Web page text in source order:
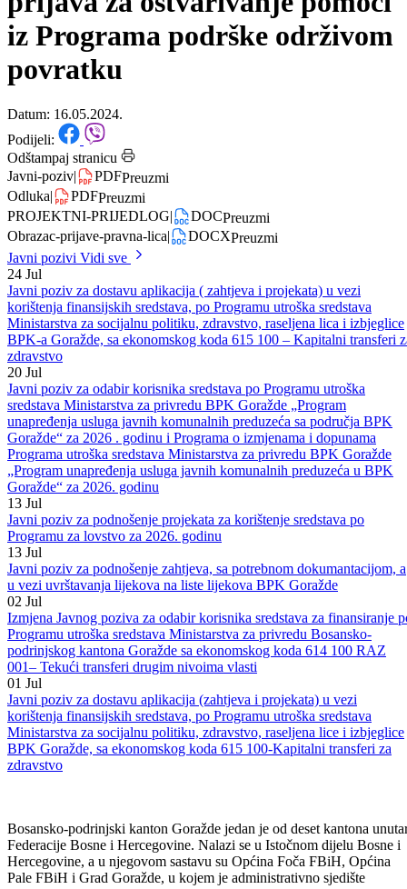
Javni poziv za podnošenje
prijava za ostvarivanje pomoći
iz Programa podrške održivom
povratku
Datum: 16.05.2024.
Podijeli:
Odštampaj stranicu
Javni-poziv| PDF
Odluka| PDF Preuzmi
PROJEKTNI-PRIJEDLOG
Obrazac-prijave-pravna-lica| DOCXPreuzmi
Javni poziviVidi sve
24 Jul
Javni poziv za dostavu aplikacija ( zahtjeva i projekata) u vezi
korištenja finansijskih sredstava, po Programu utroška sredstava
Ministarstva za socijalnu politiku, zdravstvo, raseljena lica i izbjeglice
BPK-a Goražde, sa ekonomskog koda 615 100 – Kapitalni transferi
zdravstvo
20 Jul
Javni poziv za odabir korisnika sredstava po Programu utroška
sredstava Ministarstva za privredu BPK Goražde „Program
unapređenja usluga javnih komunalnih preduzeća sa područja BPK
Goražde“ za 2026 . godinu i Programa o izmjenama i dopunama
Programa utroška sredstava Ministarstva za privredu BPK Goražde
„Program unapređenja usluga javnih komunalnih preduzeća u BPK
Goražde“ za 2026. godinu
13 Jul
Javni poziv za podnošenje projekata za korištenje sredstava po
Programu za lovstvo za 2026. godinu
13 Jul
Javni poziv za podnošenje zahtjeva, sa potrebnom dokumantacijom, a
u vezi uvrštavanja lijekova na liste lijekova BPK Goražde
02 Jul
Izmjena Javnog poziva za odabir korisnika sredstava za finansiranje
Programu utroška sredstava Ministarstva za privredu Bosansko-
podrinjskog kantona Goražde sa ekonomskog koda 614 100 RAZ
001– Tekući transferi drugim nivoima vlasti
01 Jul
Javni poziv za dostavu aplikacija (zahtjeva i projekata) u vezi
korištenja finansijskih sredstava, po Programu utroška sredstava